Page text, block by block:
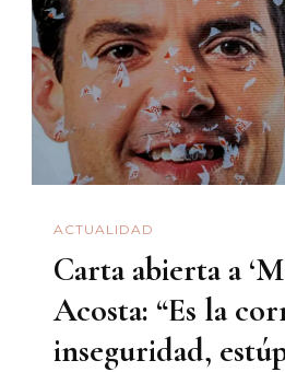
ACTUALIDAD
Carta abierta a
Acosta: “Es la
inseguridad,